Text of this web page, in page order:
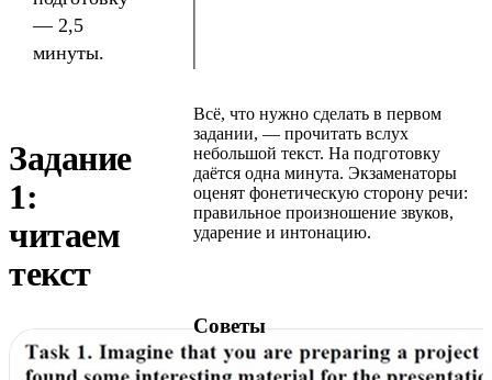
— 2,5
минуты.
Задание
1:
читаем
текст
Всё, что нужно сделать в первом
задании, — прочитать вслух
небольшой текст. На подготовку
даётся одна минута. Экзаменаторы
оценят фонетическую сторону речи:
правильное произношение звуков,
ударение и интонацию.‍
Советы